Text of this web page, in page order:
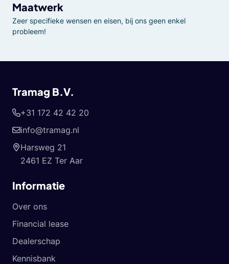
Maatwerk
Zeer specifieke wensen en eisen, bij ons geen enkel
probleem!
Tramag B.V.
+31 172 42 42 20
info@tramag.nl
Harsweg 21
2461 EZ Ter Aar
Informatie
Over ons
Financial lease
Dealerschap
Kennisbank